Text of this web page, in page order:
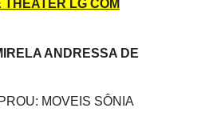
LG COM
ANDRESSA DE
MOVEIS SÔNIA